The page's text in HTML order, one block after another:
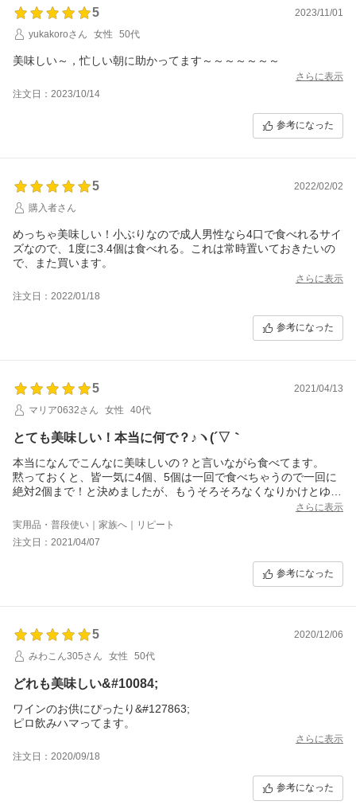
5
2023/11/01
yukakoroさん
女性 50代
美味しい～，忙しい朝に助かってます～～～～～～～
さらに表示
注文日：2023/10/14
参考になった
5
2022/02/02
購入者さん
めっちゃ美味しい！小ぶりなので成人男性なら4口で食べれるサイ
ズなので、1度に3.4個は食べれる。これは常時置いておきたいの
で、また買います。
さらに表示
注文日：2022/01/18
参考になった
5
2021/04/13
マリア0632さん
女性 40代
とても美味しい！本当に何で？♪ヽ(´▽｀
本当になんでこんなに美味しいの？と言いながら食べてます。
黙っておくと、皆一気に4個、5個は一回で食べちゃうので一回に
絶対2個まで！と決めましたが、もうそろそろなくなりかけとゆう
さらに表示
実用品・普段使い｜家族へ｜リピート
注文日：2021/04/07
参考になった
5
2020/12/06
みわこん305さん
女性 50代
どれも美味しい&#10084;
ワインのお供にぴったり&#127863;
ピロ飲みハマってます。
さらに表示
注文日：2020/09/18
参考になった